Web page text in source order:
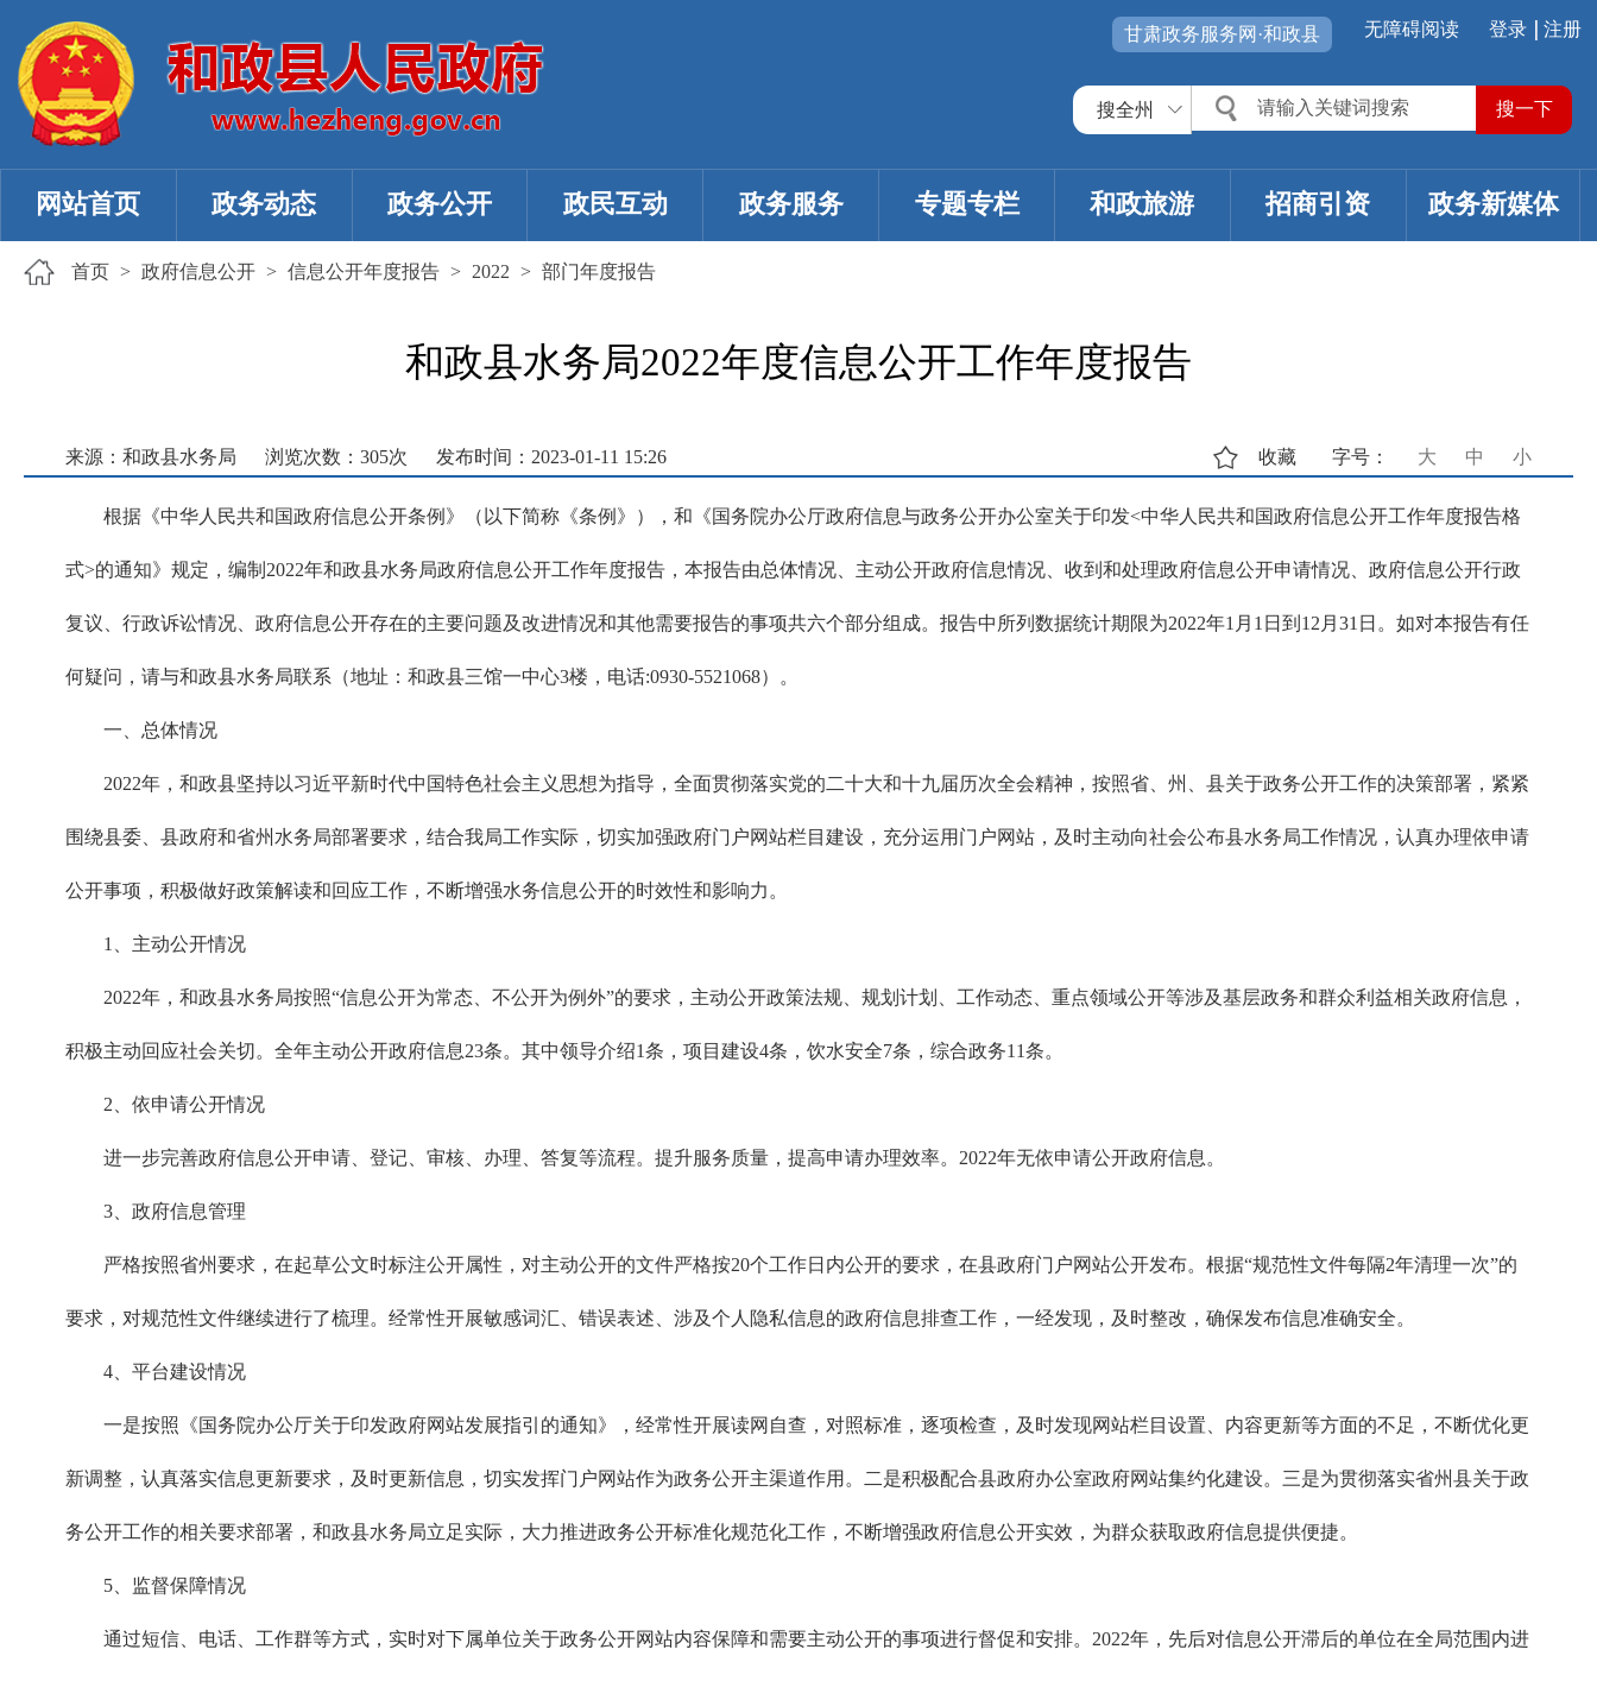
登录 注册
无障碍阅读
甘肃政务服务网·和政县
搜全州
网站首页 政务动态 政务公开 政民互动 政务服务 专题专栏 和政旅游 招商引资 政务新媒体
首页 > 政府信息公开 > 信息公开年度报告 > 2022 > 部门年度报告
和政县水务局2022年度信息公开工作年度报告
来源：和政县水务局 浏览次数： 305次 发布时间：2023-01-11 15:26 字号： 大 中 小
收藏
根据《中华人民共和国政府信息公开条例》（以下简称《条例》），和《国务院办公厅政府信息与政务公开办公室关于印发<中华人民共和国政府信息公开工作年度报告格
式>的通知》规定，编制2022年和政县水务局政府信息公开工作年度报告，本报告由总体情况、主动公开政府信息情况、收到和处理政府信息公开申请情况、政府信息公开行政
复议、行政诉讼情况、政府信息公开存在的主要问题及改进情况和其他需要报告的事项共六个部分组成。报告中所列数据统计期限为2022年1月1日到12月31日。如对本报告有任
何疑问，请与和政县水务局联系（地址：和政县三馆一中心3楼，电话:0930-5521068）。
一、总体情况
2022年，和政县坚持以习近平新时代中国特色社会主义思想为指导，全面贯彻落实党的二十大和十九届历次全会精神，按照省、州、县关于政务公开工作的决策部署，紧紧
围绕县委、县政府和省州水务局部署要求，结合我局工作实际，切实加强政府门户网站栏目建设，充分运用门户网站，及时主动向社会公布县水务局工作情况，认真办理依申请
公开事项，积极做好政策解读和回应工作，不断增强水务信息公开的时效性和影响力。
1、主动公开情况
2022年，和政县水务局按照“信息公开为常态、不公开为例外”的要求，主动公开政策法规、规划计划、工作动态、重点领域公开等涉及基层政务和群众利益相关政府信息，
积极主动回应社会关切。全年主动公开政府信息23条。其中领导介绍1条，项目建设4条，饮水安全7条，综合政务11条。
2、依申请公开情况
进一步完善政府信息公开申请、登记、审核、办理、答复等流程。提升服务质量，提高申请办理效率。2022年无依申请公开政府信息。
3、政府信息管理
严格按照省州要求，在起草公文时标注公开属性，对主动公开的文件严格按20个工作日内公开的要求，在县政府门户网站公开发布。根据“规范性文件每隔2年清理一次”的
要求，对规范性文件继续进行了梳理。经常性开展敏感词汇、错误表述、涉及个人隐私信息的政府信息排查工作，一经发现，及时整改，确保发布信息准确安全。
4、平台建设情况
一是按照《国务院办公厅关于印发政府网站发展指引的通知》，经常性开展读网自查，对照标准，逐项检查，及时发现网站栏目设置、内容更新等方面的不足，不断优化更
新调整，认真落实信息更新要求，及时更新信息，切实发挥门户网站作为政务公开主渠道作用。二是积极配合县政府办公室政府网站集约化建设。三是为贯彻落实省州县关于政
务公开工作的相关要求部署，和政县水务局立足实际，大力推进政务公开标准化规范化工作，不断增强政府信息公开实效，为群众获取政府信息提供便捷。
5、监督保障情况
通过短信、电话、工作群等方式，实时对下属单位关于政务公开网站内容保障和需要主动公开的事项进行督促和安排。2022年，先后对信息公开滞后的单位在全局范围内进